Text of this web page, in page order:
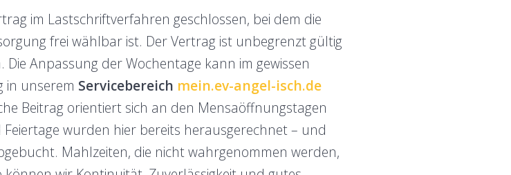
im Lastschriftverfahren geschlossen, bei dem die
frei wählbar ist. Der Vertrag ist unbegrenzt gültig
Anpassung der Wochentage kann im gewissen
in unserem Servicebereich mein.ev-angel-isch.de
Beitrag orientiert sich an den Mensaöffnungstagen
wurden hier bereits herausgerechnet – und
Mahlzeiten, die nicht wahrgenommen werden,